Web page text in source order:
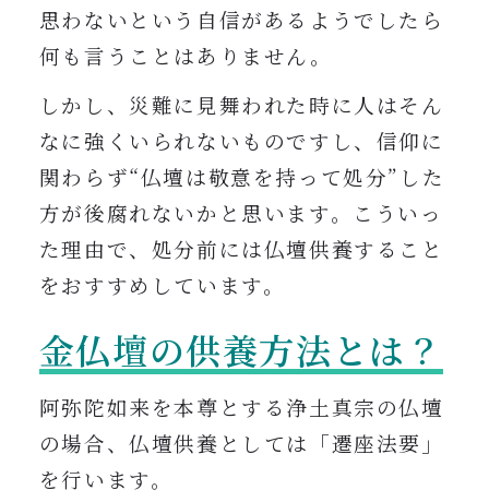
思わないという自信があるようでしたら
何も言うことはありません。
しかし、災難に見舞われた時に人はそん
なに強くいられないものですし、信仰に
関わらず“仏壇は敬意を持って処分”した
方が後腐れないかと思います。こういっ
た理由で、処分前には仏壇供養すること
をおすすめしています。
金仏壇の供養方法とは？
阿弥陀如来を本尊とする浄土真宗の仏壇
の場合、仏壇供養としては「遷座法要」
を行います。